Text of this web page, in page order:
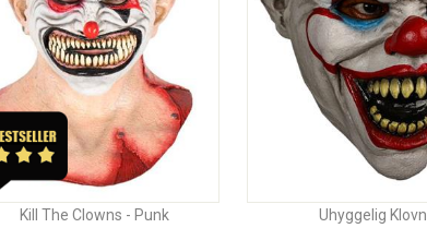
Kill The Clowns - Punk Uhyggelig Klovn